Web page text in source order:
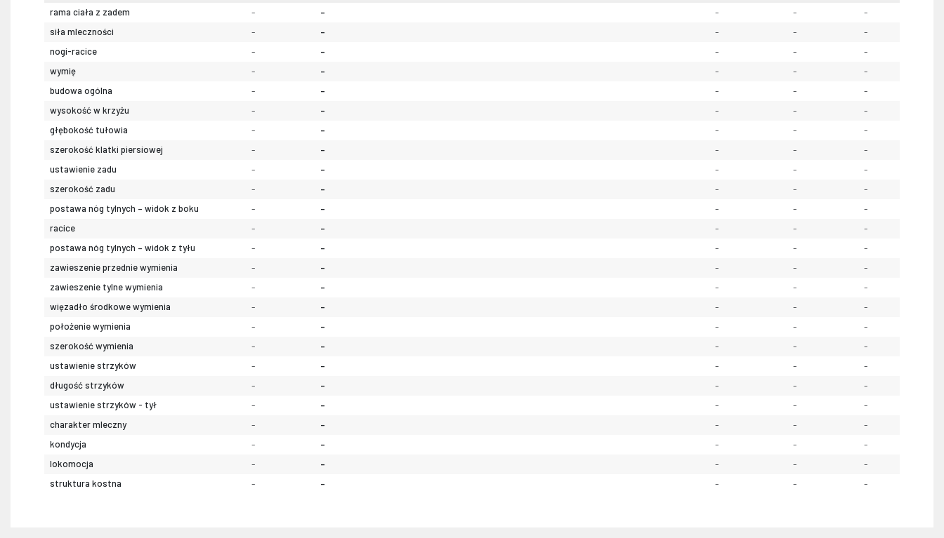
rama ciała z zadem - - - - -
siła mleczności - - - - -
nogi-racice - - - - -
wymię - - - - -
budowa ogólna - - - - -
wysokość w krzyżu - - - - -
głębokość tułowia - - - - -
szerokość klatki piersiowej - - - - -
ustawienie zadu - - - - -
szerokość zadu - - - - -
postawa nóg tylnych – widok z boku - - - - -
racice - - - - -
postawa nóg tylnych – widok z tyłu - - - - -
zawieszenie przednie wymienia - - - - -
zawieszenie tylne wymienia - - - - -
więzadło środkowe wymienia - - - - -
położenie wymienia - - - - -
szerokość wymienia - - - - -
ustawienie strzyków - - - - -
długość strzyków - - - - -
ustawienie strzyków - tył - - - - -
charakter mleczny - - - - -
kondycja - - - - -
lokomocja - - - - -
struktura kostna - - - - -